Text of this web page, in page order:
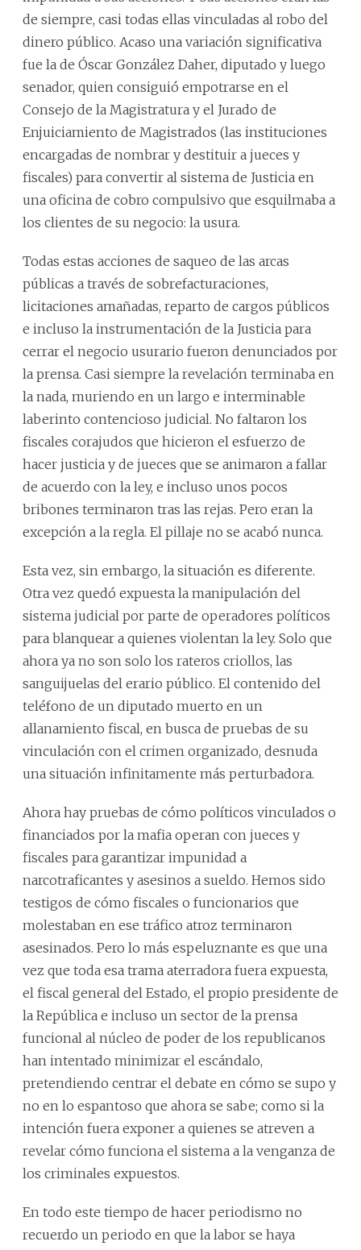
de siempre, casi todas ellas vinculadas al robo del
dinero público. Acaso una variación significativa
fue la de Óscar González Daher, diputado y luego
senador, quien consiguió empotrarse en el
Consejo de la Magistratura y el Jurado de
Enjuiciamiento de Magistrados (las instituciones
encargadas de nombrar y destituir a jueces y
fiscales) para convertir al sistema de Justicia en
una oficina de cobro compulsivo que esquilmaba a
los clientes de su negocio: la usura.
Todas estas acciones de saqueo de las arcas
públicas a través de sobrefacturaciones,
licitaciones amañadas, reparto de cargos públicos
e incluso la instrumentación de la Justicia para
cerrar el negocio usurario fueron denunciados por
la prensa. Casi siempre la revelación terminaba en
la nada, muriendo en un largo e interminable
laberinto contencioso judicial. No faltaron los
fiscales corajudos que hicieron el esfuerzo de
hacer justicia y de jueces que se animaron a fallar
de acuerdo con la ley, e incluso unos pocos
bribones terminaron tras las rejas. Pero eran la
excepción a la regla. El pillaje no se acabó nunca.
Esta vez, sin embargo, la situación es diferente.
Otra vez quedó expuesta la manipulación del
sistema judicial por parte de operadores políticos
para blanquear a quienes violentan la ley. Solo que
ahora ya no son solo los rateros criollos, las
sanguijuelas del erario público. El contenido del
teléfono de un diputado muerto en un
allanamiento fiscal, en busca de pruebas de su
vinculación con el crimen organizado, desnuda
una situación infinitamente más perturbadora.
Ahora hay pruebas de cómo políticos vinculados o
financiados por la mafia operan con jueces y
fiscales para garantizar impunidad a
narcotraficantes y asesinos a sueldo. Hemos sido
testigos de cómo fiscales o funcionarios que
molestaban en ese tráfico atroz terminaron
asesinados. Pero lo más espeluznante es que una
vez que toda esa trama aterradora fuera expuesta,
el fiscal general del Estado, el propio presidente de
la República e incluso un sector de la prensa
funcional al núcleo de poder de los republicanos
han intentado minimizar el escándalo,
pretendiendo centrar el debate en cómo se supo y
no en lo espantoso que ahora se sabe; como si la
intención fuera exponer a quienes se atreven a
revelar cómo funciona el sistema a la venganza de
los criminales expuestos.
En todo este tiempo de hacer periodismo no
recuerdo un periodo en que la labor se haya